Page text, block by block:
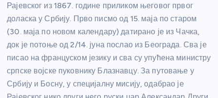
Рајевског из 1867. године приликом његовог првог
доласка у Србију. Прво писмо од 15. маја по старом
(30. маја по новом календару) датирано је из Чачка,
док је потоње од 2/14. јуна послао из Београда. Сва је
писао на француском језику и сва су упућена министру
српске војске пуковнику Блазнавцу. За путовање у
Србију и Босну, у специјалну мисију, одабрао је